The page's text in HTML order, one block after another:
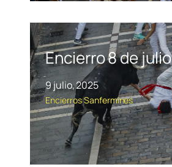
Encierro 8 de julio
9 julio, 2025
Encierros Sanfermines